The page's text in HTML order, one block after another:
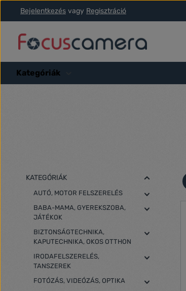
a fő tartalomra
Ugrás a kereséshez
Ugrás a fő navigációhoz
Bejelentkezés vagy Regisztráció
Kategóriák
KATEGÓRIÁK
AUTÓ, MOTOR FELSZERELÉS
BABA-MAMA, GYEREKSZOBA,
JÁTÉKOK
BIZTONSÁGTECHNIKA,
KAPUTECHNIKA, OKOS OTTHON
IRODAFELSZERELÉS,
TANSZEREK
FOTÓZÁS, VIDEÓZÁS, OPTIKA